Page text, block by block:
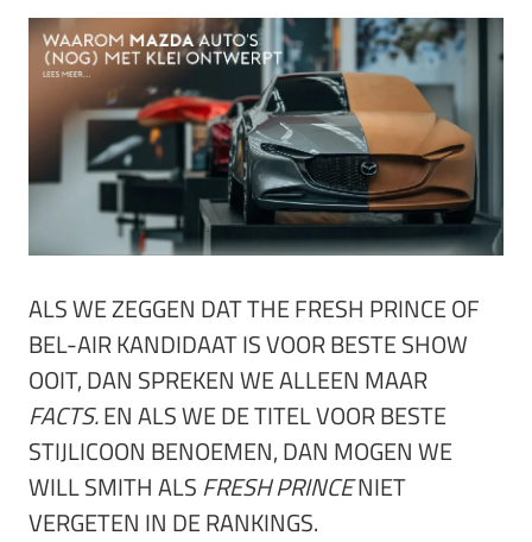
ALS WE ZEGGEN DAT THE FRESH PRINCE OF
BEL-AIR KANDIDAAT IS VOOR BESTE SHOW
OOIT, DAN SPREKEN WE ALLEEN MAAR
FACTS.EN ALS WE DE TITEL VOOR BESTE
STIJLICOON BENOEMEN, DAN MOGEN WE
WILL SMITH ALSFRESH PRINCENIET
VERGETEN IN DE RANKINGS.